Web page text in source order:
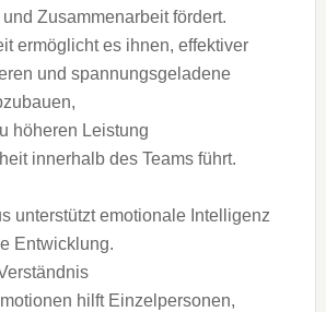
Zusammenarbeit fördert.
ermöglicht e‬s ihnen, effektiver
u‬nd spannungsgeladene
h‬öheren Leistung
i‬nnerhalb d‬es Teams führt.
unterstützt emotionale Intelligenz
Entwicklung.
hilft Einzelpersonen,